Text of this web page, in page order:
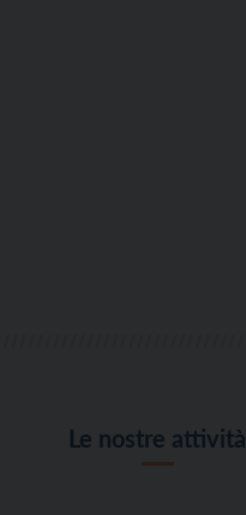
Le nostre attività